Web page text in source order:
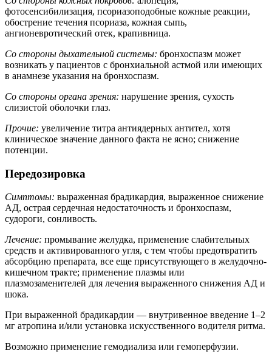
фотосенсибилизация, псориазоподобные кожные реакции,
обострение течения псориаза, кожная сыпь,
ангионевротический отек, крапивница.
Со стороны дыхательной системы: бронхоспазм может
возникать у пациентов с бронхиальной астмой или имеющих
в анамнезе указания на бронхоспазм.
Со стороны органа зрения: нарушение зрения, сухость
слизистой оболочки глаз.
Прочие: увеличение титра антиядерных антител, хотя
клиническое значение данного факта не ясно; снижение
потенции.
Передозировка
Симптомы: выраженная брадикардия, выраженное снижение
АД, острая сердечная недостаточность и бронхоспазм,
судороги, сонливость.
Лечение: промывание желудка, применение слабительных
средств и активированного угля, с тем чтобы предотвратить
абсорбцию препарата, все еще присутствующего в желудочно-
кишечном тракте; применение плазмы или
плазмозаменителей для лечения выраженного снижения АД и
шока.
При выраженной брадикардии — внутривенное введение 1–2
мг атропина и/или установка искусственного водителя ритма.
Возможно применение гемодиализа или гемоперфузии.